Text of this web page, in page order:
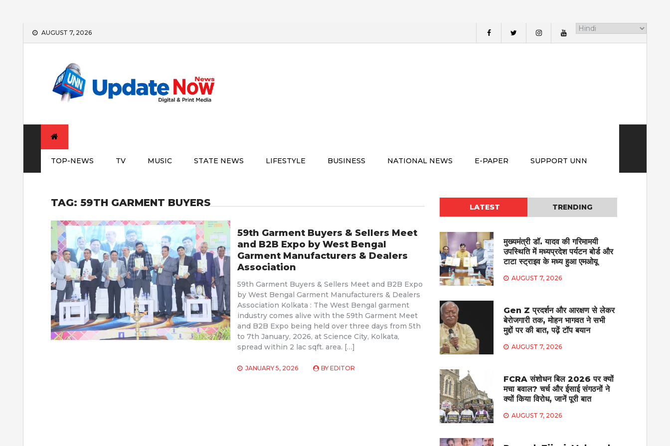
AUGUST 7, 2026
TOP-NEWS TV MUSIC STATE NEWS LIFESTYLE BUSINESS NATIONAL NEWS E-PAPER SUPPORT UNN
TAG: 59TH GARMENT BUYERS
59th Garment Buyers & Sellers Meet
and B2B Expo by West Bengal
Garment Manufacturers & Dealers
Association
59th Garment Buyers & Sellers Meet and B2B Expo
by West Bengal Garment Manufacturers & Dealers
Association Kolkata : The West Bengal garment
industry comes alive with the 59th Garment Meet
and B2B Expo being held over three days from 5th
to 7th January, 2026, at Science City, Kolkata,
spread within 2 lac sqft. area. […]
JANUARY 5, 2026 BY EDITOR
LATEST TRENDING
मुख्यमंत्री डॉ. यादव की गरिमामयी
उपस्थिति में मध्यप्रदेश पर्यटन बोर्ड और
टाटा स्ट्राइव के मध्य हुआ एमओयू
AUGUST 7, 2026
Gen Z प्रदर्शन और आरक्षण से लेकर
बेरोजगारी तक, मोहन भागवत ने सभी
मुद्दों पर की बात, पढ़ें टॉप बयान
AUGUST 7, 2026
FCRA संशोधन बिल 2026 पर क्यों
मचा बवाल? चर्च और ईसाई संगठनों ने
क्यों किया विरोध, जानें पूरी बात
AUGUST 7, 2026